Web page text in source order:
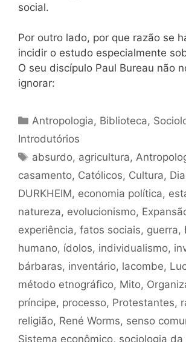
social.
Por outro lado, por que razão se
incidir o estudo especialmente
O seu discípulo Paul Bureau não
ignorar:
Categorias
Antropologia, Biblioteca,
Introdutórios
Tags
absurdo, agricultura,
casamento, Católicos, Cultura,
DURKHEIM, economia política,
natureza, evolucionismo,
experiência, fatos sociais, guerra,
humano, ídolos, individualismo,
bárbaras, inventário, lacombe,
método etnográfico, Mito,
príncipe, processo, Protestantes,
religião, René Worms, senso
Sistema econômico, sociologia da